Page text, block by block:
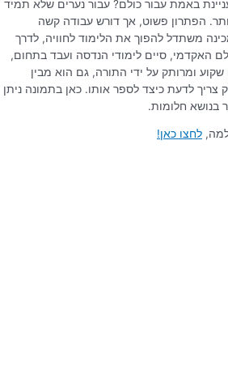
באמת עבור כולם? עבור נערים שלא תמיד
הפתרון פשוט, אך דורש עבודה קשה
משתדל להפוך את הלימוד לחוויה, לדרך
האקדמי, סיים לימודי הנדסה ועבד בתחום,
ומרותק על ידי התורה, גם הוא מבין
לדעת כיצד לספר אותו. כאן בתמונה ניתן
בנושא חלומות.
לחצו כאן!